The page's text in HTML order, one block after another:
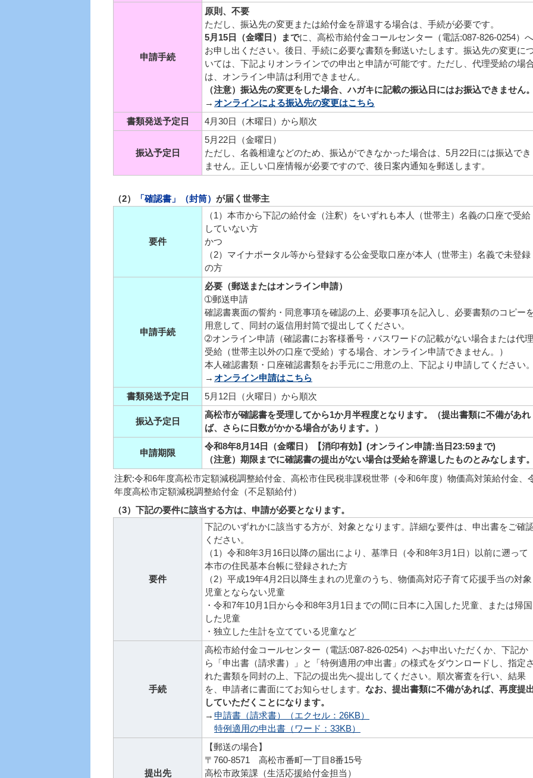
申請手続
原則、不要
ただし、振込先の変更または給付金を辞退する場合は、手続が必要です。
5月15日（金曜日）までに、高松市給付金コールセンター（電話:087-826-0254）へ
お申し出ください。後日、手続に必要な書類を郵送いたします。振込先の変更に
いては、下記よりオンラインでの申出と申請が可能です。ただし、代理受給の場
は、オンライン申請は利用できません。
（注意）振込先の変更をした場合、ハガキに記載の振込日にはお振込できません。
→ オンラインによる振込先の変更はこちら
書類発送予定日
4月30日（木曜日）から順次
振込予定日
5月22日（金曜日）
ただし、名義相違などのため、振込ができなかった場合は、5月22日には振込でき
ません。正しい口座情報が必要ですので、後日案内通知を郵送します。
（2） 「確認書」（封筒） が届く世帯主
要件
（1）本市から下記の給付金（注釈）をいずれも本人（世帯主）名義の口座で受給
していない方
かつ
（2）マイナポータル等から登録する公金受取口座が本人（世帯主）名義で未登録
の方
申請手続
必要（郵送またはオンライン申請）
➀郵送申請
確認書裏面の誓約・同意事項を確認の上、必要事項を記入し、必要書類のコピー
用意して、同封の返信用封筒で提出してください。
➁オンライン申請（確認書にお客様番号・パスワードの記載がない場合または代理
受給（世帯主以外の口座で受給）する場合、オンライン申請できません。）
本人確認書類・口座確認書類をお手元にご用意の上、下記より申請してください。
→ オンライン申請はこちら
書類発送予定日
5月12日（火曜日）から順次
振込予定日
高松市が確認書を受理してから1か月半程度となります。（提出書類に不備があれ
ば、さらに日数がかかる場合があります。）
申請期限
令和8年8月14日（金曜日）【消印有効】(オンライン申請:当日23:59まで)
（注意）期限までに確認書の提出がない場合は受給を辞退したものとみなします。
注釈:令和6年度高松市定額減税調整給付金、高松市住民税非課税世帯（令和6年度）物価高対策給付金、
年度高松市定額減税調整給付金（不足額給付）
（3）下記の要件に該当する方は、申請が必要となります。
要件
下記のいずれかに該当する方が、対象となります。詳細な要件は、申出書をご確
ください。
（1）令和8年3月16日以降の届出により、基準日（令和8年3月1日）以前に遡って
本市の住民基本台帳に登録された方
（2）平成19年4月2日以降生まれの児童のうち、物価高対応子育て応援手当の対象
児童とならない児童
・令和7年10月1日から令和8年3月1日までの間に日本に入国した児童、または帰国
した児童
・独立した生計を立てている児童など
手続
高松市給付金コールセンター（電話:087-826-0254）へお申出いただくか、下記か
ら「申出書（請求書）」と「特例適用の申出書」の様式をダウンロードし、指定さ
れた書類を同封の上、下記の提出先へ提出してください。順次審査を行い、結果
を、申請者に書面にてお知らせします。 なお、提出書類に不備があれば、再度提
していただくことになります。
→ 申請書（請求書）（エクセル：26KB）
特例適用の申出書（ワード：33KB）
提出先
【郵送の場合】
〒760-8571 高松市番町一丁目8番15号
高松市政策課（生活応援給付金担当）